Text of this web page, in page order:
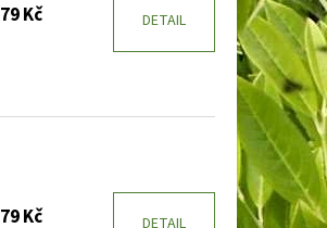
79 Kč DETAIL
79 Kč DETAIL